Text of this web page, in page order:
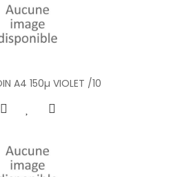
A4 150µ VIOLET /10